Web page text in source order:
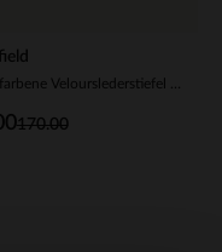
170.00